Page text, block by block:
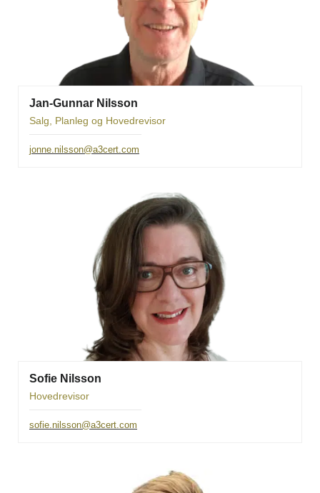
Jan-Gunnar Nilsson
Salg, Planleg og Hovedrevisor
jonne.nilsson@a3cert.com
Sofie Nilsson
Hovedrevisor
sofie.nilsson@a3cert.com